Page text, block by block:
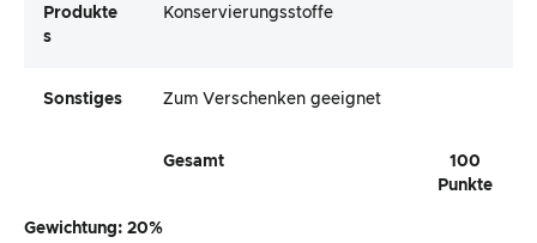
Produkte
S
Konservierungsstoffe
Sonstiges Zum Verschenken geeignet
Gesamt
100
Punkte
Gewichtung: 20%